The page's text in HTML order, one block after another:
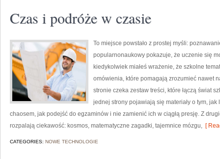
Czas i podróże w czasie
To miejsce powstało z prostej myśli:
popularnonaukowy pokazuje, że uczenie się
kiedykolwiek miałeś wrażenie, że szkolne
omówienia, które pomagają zrozumieć nawet
stronie czeka zestaw treści, które łączą świat
jednej strony pojawiają się materiały o tym,
chaosem, jak podejść do egzaminów i nie zamienić ich w ciągłą presję. Z
rozpalają ciekawość: kosmos, matematyczne zagadki, tajemnice mózgu, [
CATEGORIES: NOWE TECHNOLOGIE